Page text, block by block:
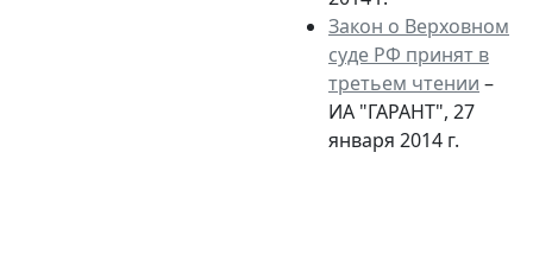
Закон о Верховном
суде РФ принят в
третьем чтении –
ИА "ГАРАНТ", 27
января 2014 г.